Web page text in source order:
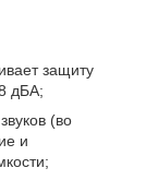
защиту
дБА;
(во
и